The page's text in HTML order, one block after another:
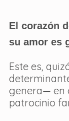
El corazón
su amor es
Este es,
genera— en
patrocinio